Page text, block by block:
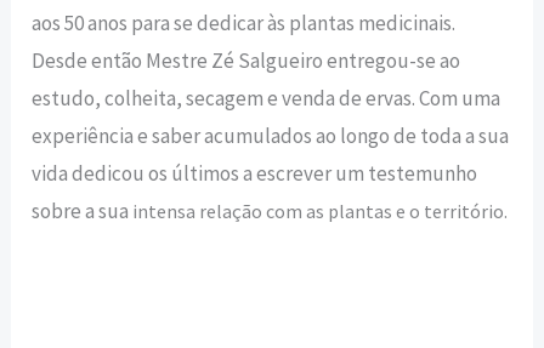
aos 50 anos para se dedicar às plantas medicinais.
Desde então Mestre Zé Salgueiro entregou-se ao
estudo, colheita, secagem e venda de ervas. Com uma
experiência e saber acumulados ao longo de toda a sua
vida dedicou os últimos a escrever um testemunho
sobre a sua intensa relação com as plantas e o território.